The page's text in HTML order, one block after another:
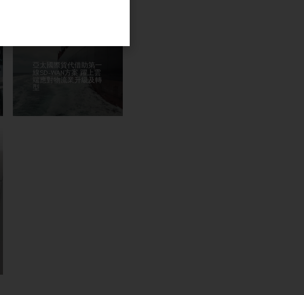
亞太國際貨代借助第一
線SD-WAN方案 躍上雲
端應對物流業升級及轉
型